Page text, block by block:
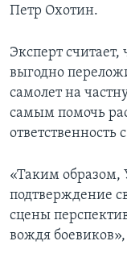
Петр Охотин.
Эксперт считает,
выгодно
самолет на
самым помочь
ответственность
«Таким образом,
подтверждение
сцены
вождя